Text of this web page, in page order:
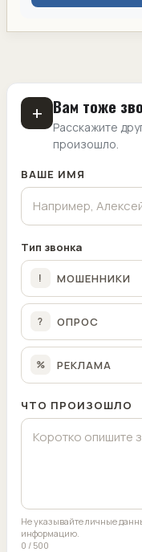
+ Вам тоже
Расскажите
произошло.
ВАШЕ ИМЯ
Тип звонка
! МОШЕННИКИ
? ОПРОС
% РЕКЛАМА
ЧТО ПРОИЗОШЛО
Не указывайте личные
информацию.
0 / 500